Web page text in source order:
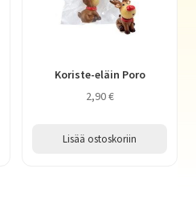
Koriste-eläin Poro
2,90€
Lisää ostoskoriin